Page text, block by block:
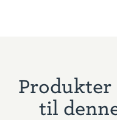
Produkter
til